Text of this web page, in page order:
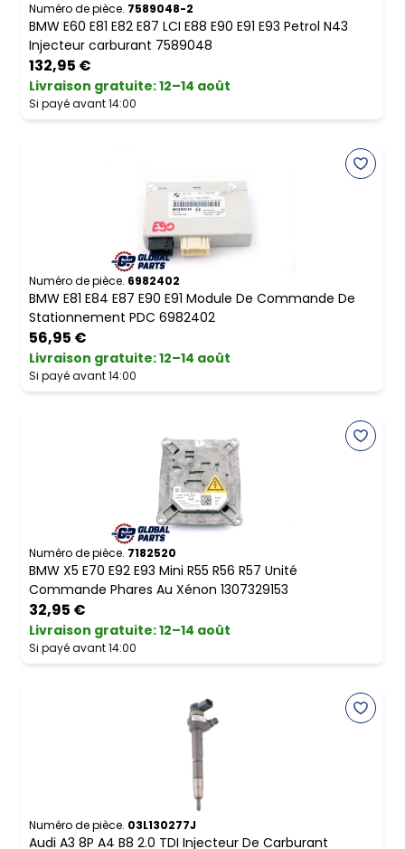
Numéro de pièce. 7589048-2
BMW E60 E81 E82 E87 LCI E88 E90 E91 E93 Petrol N43
Injecteur carburant 7589048
132,95 €
Livraison gratuite:12–14 août
Si payé avant 14:00
Numéro de pièce. 6982402
BMW E81 E84 E87 E90 E91 Module De Commande De
Stationnement PDC 6982402
56,95 €
Livraison gratuite:12–14 août
Si payé avant 14:00
Numéro de pièce. 7182520
BMW X5 E70 E92 E93 Mini R55 R56 R57 Unité
Commande Phares Au Xénon 1307329153
32,95 €
Livraison gratuite:12–14 août
Si payé avant 14:00
Numéro de pièce. 03L130277J
Audi A3 8P A4 B8 2.0 TDI Injecteur De Carburant